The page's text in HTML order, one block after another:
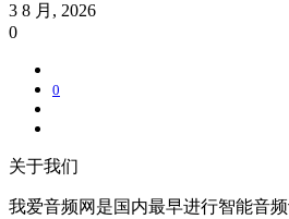
3 8 月, 2026
0
0
关于我们
我爱音频网是国内最早进行智能音